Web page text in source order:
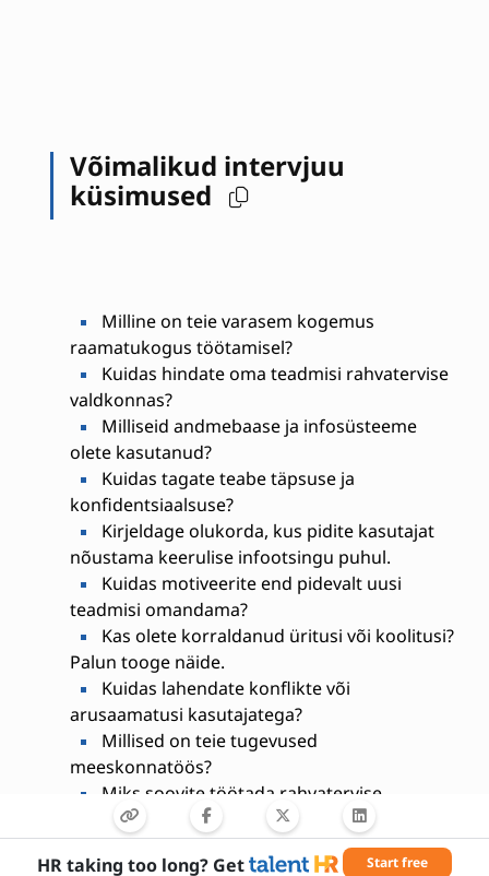
Võimalikud intervjuu
küsimused
Milline on teie varasem kogemus
raamatukogus töötamisel?
Kuidas hindate oma teadmisi rahvatervise
valdkonnas?
Milliseid andmebaase ja infosüsteeme
olete kasutanud?
Kuidas tagate teabe täpsuse ja
konfidentsiaalsuse?
Kirjeldage olukorda, kus pidite kasutajat
nõustama keerulise infootsingu puhul.
Kuidas motiveerite end pidevalt uusi
teadmisi omandama?
Kas olete korraldanud üritusi või koolitusi?
Palun tooge näide.
Kuidas lahendate konflikte või
arusaamatusi kasutajatega?
Millised on teie tugevused
meeskonnatöös?
Miks soovite töötada rahvatervise
raamatukoguhoidjana?
HR taking too long? Get Start free